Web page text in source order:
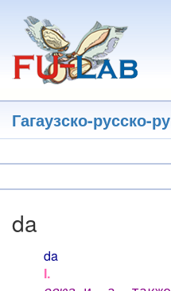
основному
содержанию
Гагаузско-русско-
da
da
I.